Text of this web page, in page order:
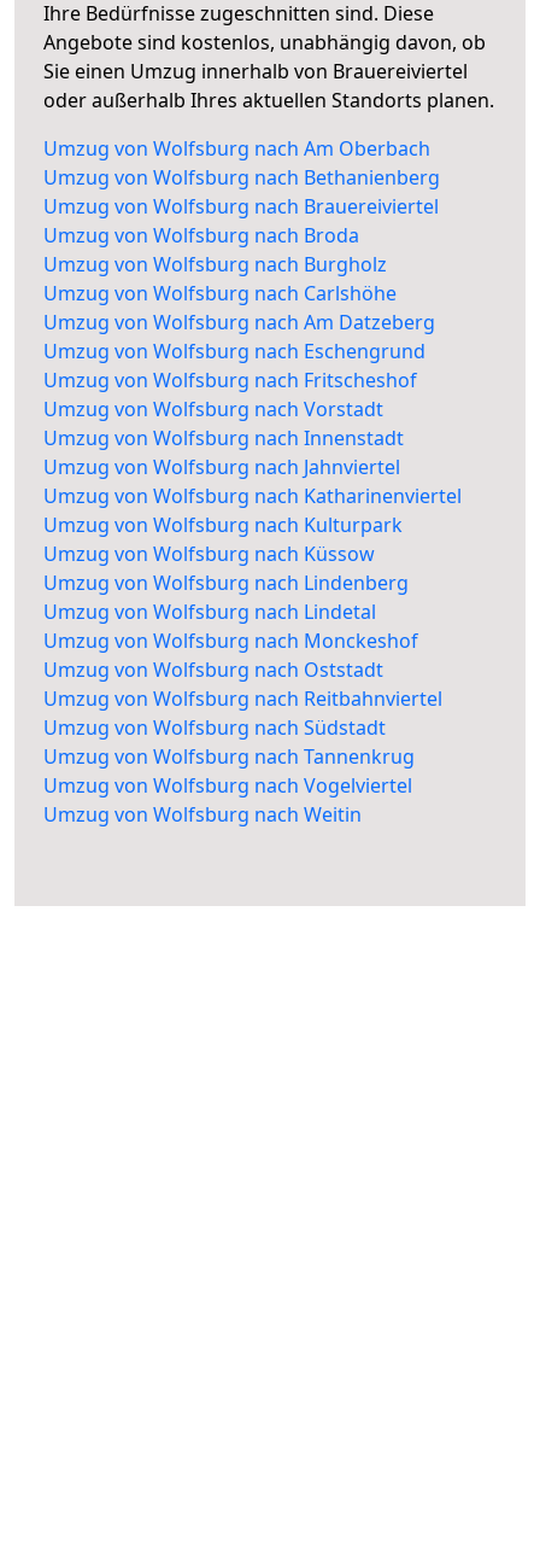
Ihre Bedürfnisse zugeschnitten sind. Diese
Angebote sind kostenlos, unabhängig davon, ob
Sie einen Umzug innerhalb von Brauereiviertel
oder außerhalb Ihres aktuellen Standorts planen.
Umzug von Wolfsburg nach Am Oberbach
Umzug von Wolfsburg nach Bethanienberg
Umzug von Wolfsburg nach Brauereiviertel
Umzug von Wolfsburg nach Broda
Umzug von Wolfsburg nach Burgholz
Umzug von Wolfsburg nach Carlshöhe
Umzug von Wolfsburg nach Am Datzeberg
Umzug von Wolfsburg nach Eschengrund
Umzug von Wolfsburg nach Fritscheshof
Umzug von Wolfsburg nach Vorstadt
Umzug von Wolfsburg nach Innenstadt
Umzug von Wolfsburg nach Jahnviertel
Umzug von Wolfsburg nach Katharinenviertel
Umzug von Wolfsburg nach Kulturpark
Umzug von Wolfsburg nach Küssow
Umzug von Wolfsburg nach Lindenberg
Umzug von Wolfsburg nach Lindetal
Umzug von Wolfsburg nach Monckeshof
Umzug von Wolfsburg nach Oststadt
Umzug von Wolfsburg nach Reitbahnviertel
Umzug von Wolfsburg nach Südstadt
Umzug von Wolfsburg nach Tannenkrug
Umzug von Wolfsburg nach Vogelviertel
Umzug von Wolfsburg nach Weitin